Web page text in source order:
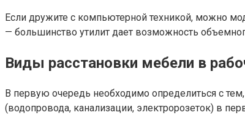
Если дружите с компьютерной техникой, можно
— большинство утилит дает возможность
Виды расстановки мебели в
В первую очередь необходимо определиться с
(водопровода, канализации, электророзеток) в